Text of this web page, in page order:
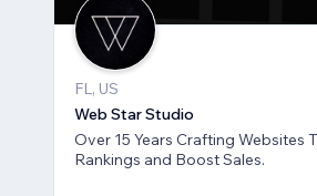
FL, US
Web Star Studio
Over 15 Years Crafting Websites
Rankings and Boost Sales.